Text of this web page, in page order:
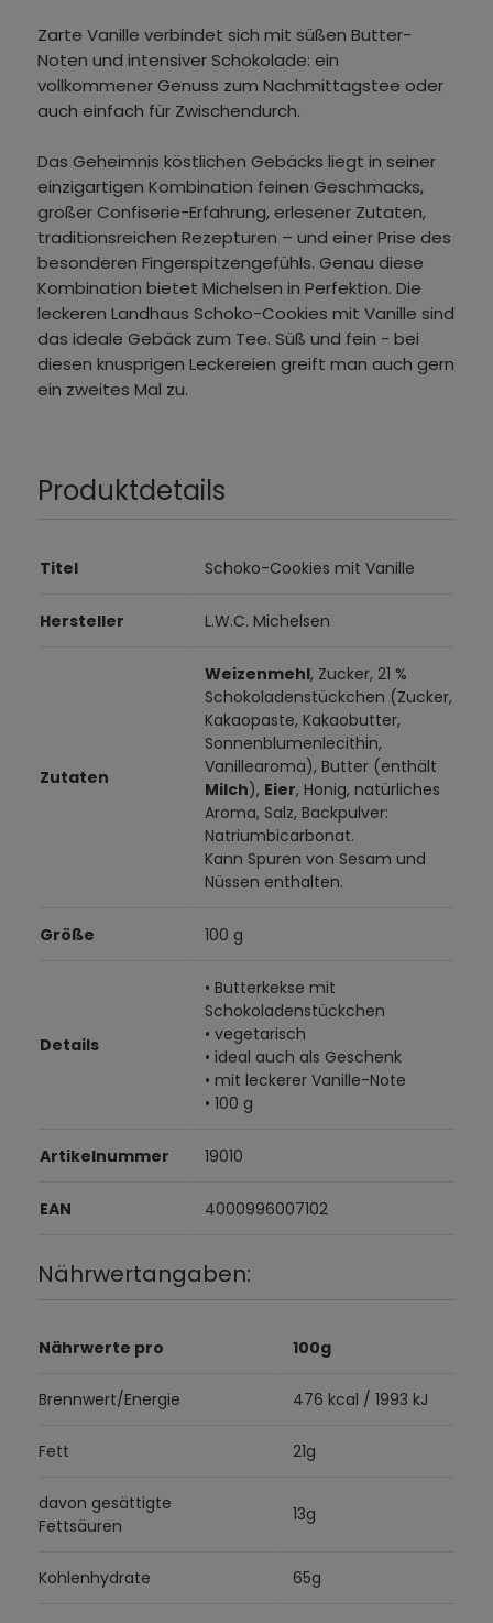
Zarte Vanille verbindet sich mit süßen Butter-
Noten und intensiver Schokolade: ein
vollkommener Genuss zum Nachmittagstee oder
auch einfach für Zwischendurch.
Das Geheimnis köstlichen Gebäcks liegt in seiner
einzigartigen Kombination feinen Geschmacks,
großer Confiserie-Erfahrung, erlesener Zutaten,
traditionsreichen Rezepturen – und einer Prise des
besonderen Fingerspitzengefühls. Genau diese
Kombination bietet Michelsen in Perfektion. Die
leckeren Landhaus Schoko-Cookies mit Vanille sind
das ideale Gebäck zum Tee. Süß und fein - bei
diesen knusprigen Leckereien greift man auch gern
ein zweites Mal zu.
Produktdetails
Titel Schoko-Cookies mit Vanille
Hersteller L.W.C. Michelsen
Zutaten
Weizenmehl, Zucker, 21 %
Schokoladenstückchen (Zucker,
Kakaopaste, Kakaobutter,
Sonnenblumenlecithin,
Vanillearoma), Butter (enthält
Milch), Eier, Honig, natürliches
Aroma, Salz, Backpulver:
Natriumbicarbonat.
Kann Spuren von Sesam und
Nüssen enthalten.
Größe 100 g
Details
• Butterkekse mit
Schokoladenstückchen
• vegetarisch
• ideal auch als Geschenk
• mit leckerer Vanille-Note
• 100 g
Artikelnummer 19010
EAN 4000996007102
Nährwertangaben:
Nährwerte pro 100g
Brennwert/Energie 476 kcal / 1993 kJ
Fett 21g
davon gesättigte
Fettsäuren
13g
Kohlenhydrate 65g